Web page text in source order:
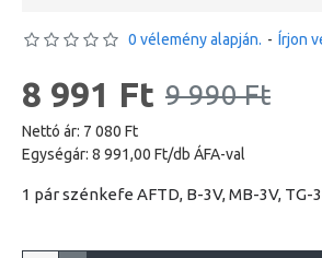
0 vélemény alapján. - Írjon
8 991 Ft 9 990 Ft
Nettó ár: 7 080 Ft
Egységár: 8 991,00 Ft/db ÁFA-val
1 pár szénkefe AFTD, B-3V, MB-3V,